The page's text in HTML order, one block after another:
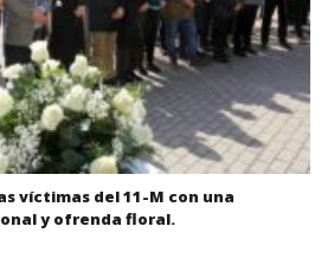
víctimas del 11-M con una
y ofrenda floral.